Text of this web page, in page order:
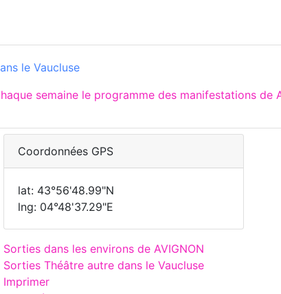
le Vaucluse
semaine le programme des manifestations de
Coordonnées GPS
lat: 43°56'48.99"N
lng: 04°48'37.29"E
Sorties dans les environs de AVIGNON
Sorties Théâtre autre dans le Vaucluse
Imprimer